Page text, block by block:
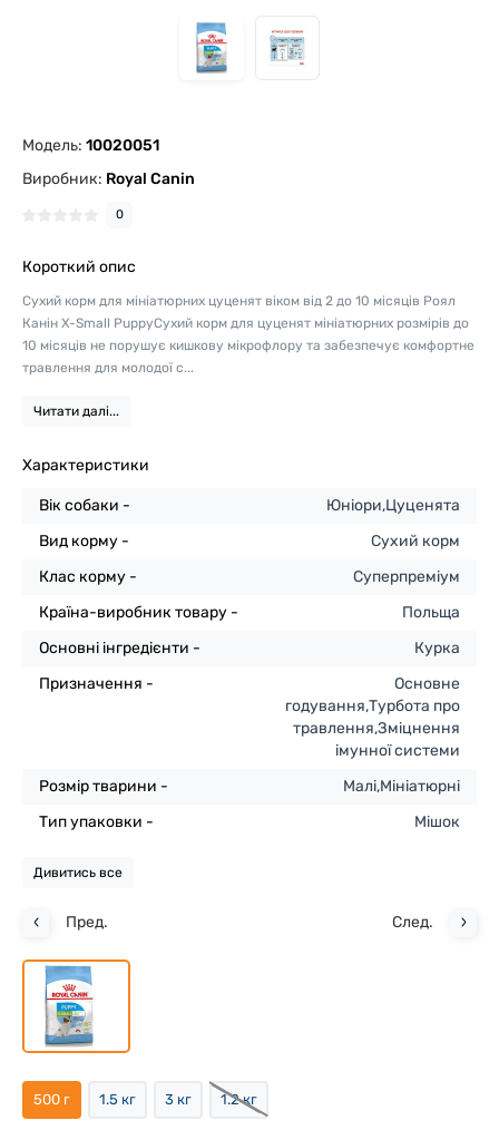
Модель: 10020051
Виробник: Royal Canin
0
Короткий опис
Сухий корм для мініатюрних цуценят віком від 2 до 10 місяців Роял
Канін X-Small PuppyСухий корм для цуценят мініатюрних розмірів до
10 місяців не порушує кишкову мікрофлору та забезпечує комфортне
травлення для молодої с...
Читати далі...
Характеристики
Вік собаки -
Юніори,Цуценята
Вид корму -
Сухий корм
Клас корму -
Суперпреміум
Країна-виробник товару -
Польща
Основні інгредієнти -
Курка
Призначення -
Основне
годування,Турбота про
травлення,Зміцнення
імунної системи
Розмір тварини -
Малі,Мініатюрні
Тип упаковки -
Мішок
Дивитись все
Пред. След.
500 г 1.5 кг 3 кг 1.2 кг